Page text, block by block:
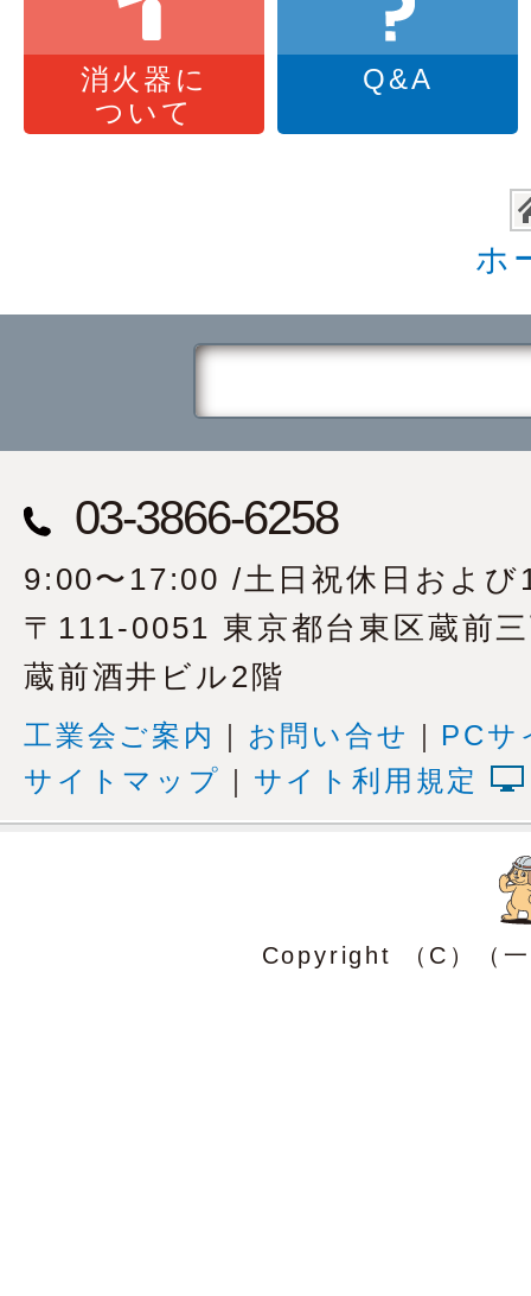
消火器に
ついて
Q&A
ホ
03-3866-6258
9:00〜17:00 /土日祝休日およ
〒111-0051 東京都台東区蔵前
蔵前酒井ビル2階
工業会ご案内 お問い合せ
PCサ
サイトマップ
サイト利用規定
Copyright （C）（